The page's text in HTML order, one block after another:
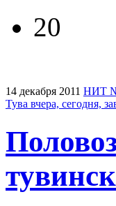
20
14 декабря 2011 НИТ
Тува вчера, сегодня,